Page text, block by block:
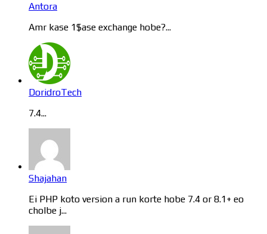
Antora
Amr kase 1$ase exchange hobe?...
DoridroTech
7.4...
Shajahan
Ei PHP koto version a run korte hobe 7.4 or 8.1+ eo
cholbe j...